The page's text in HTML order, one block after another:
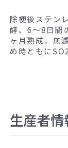
除梗後ステン
酵、6～8日間
ヶ月熟成。無
め時ともに
生産者情